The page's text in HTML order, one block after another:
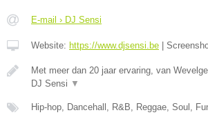
E-mail › DJ Sensi
Website: https://www.djsensi.be
Met meer dan 20 jaar ervaring, van
DJ Sensi ▼
Hip-hop, Dancehall, R&B, Reggae, Soul,